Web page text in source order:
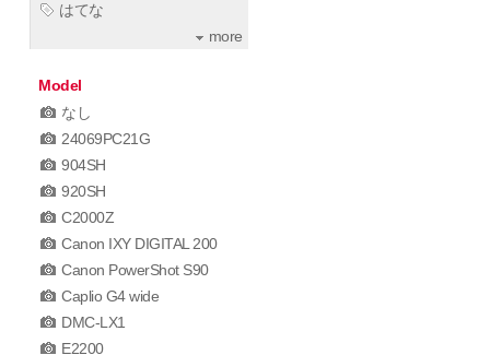
はてな
more
Model
なし
24069PC21G
904SH
920SH
C2000Z
Canon IXY DIGITAL 200
Canon PowerShot S90
Caplio G4 wide
DMC-LX1
E2200